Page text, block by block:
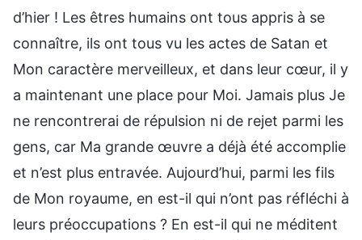
d’hier ! Les êtres humains ont tous appris à se
connaître, ils ont tous vu les actes de Satan et
Mon caractère merveilleux, et dans leur cœur, il y
a maintenant une place pour Moi. Jamais plus Je
ne rencontrerai de répulsion ni de rejet parmi les
gens, car Ma grande œuvre a déjà été accomplie
et n’est plus entravée. Aujourd’hui, parmi les fils
de Mon royaume, en est-il qui n’ont pas réfléchi à
leurs préoccupations ? En est-il qui ne méditent